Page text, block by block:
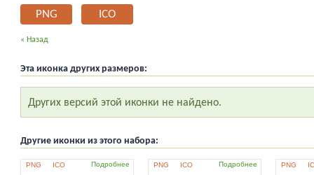
PNG ICO
« Назад
Эта иконка других размеров:
Других версий этой иконки не найдено.
Другие иконки из этого набора:
PNG ICO Подробнее PNG ICO Подробнее PNG